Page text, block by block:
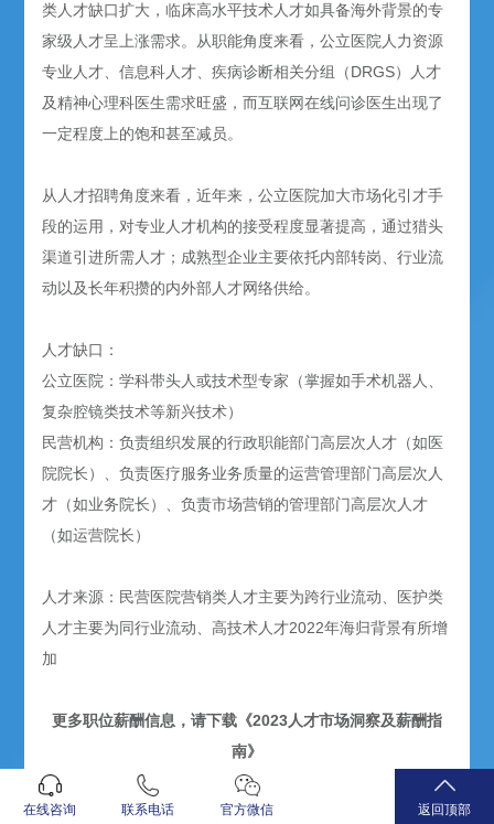
类人才缺口扩大，临床高水平技术人才如具备海外背景的专
家级人才呈上涨需求。从职能角度来看，公立医院人力资源
专业人才、信息科人才、疾病诊断相关分组（DRGS）人才
及精神心理科医生需求旺盛，而互联网在线问诊医生出现了
一定程度上的饱和甚至减员。
从人才招聘角度来看，近年来，公立医院加大市场化引才手
段的运用，对专业人才机构的接受程度显著提高，通过猎头
渠道引进所需人才；成熟型企业主要依托内部转岗、行业流
动以及长年积攒的内外部人才网络供给。
人才缺口：
公立医院：学科带头人或技术型专家（掌握如手术机器人、
复杂腔镜类技术等新兴技术）
民营机构：负责组织发展的行政职能部门高层次人才（如医
院院长）、负责医疗服务业务质量的运营管理部门高层次人
才（如业务院长）、负责市场营销的管理部门高层次人才
（如运营院长）
人才来源：民营医院营销类人才主要为跨行业流动、医护类
人才主要为同行业流动、高技术人才2022年海归背景有所增
加
更多职位薪酬信息，请下载《2023人才市场洞察及薪酬指
南》
在线咨询 联系电话 官方微信 返回顶部